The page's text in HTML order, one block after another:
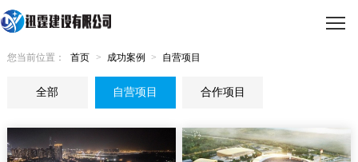
您当前位置： 首页 > 成功案例 > 自营项目
全部 自营项目 合作项目